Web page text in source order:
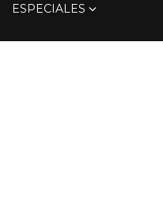
ESPECIALES